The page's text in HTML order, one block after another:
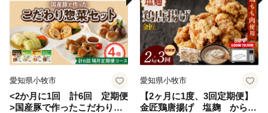
営するレストラン、その名も「高校生レストラン まご
の店」があり、営業日は多くのお客様で賑わっていま
す。
紡いできた農山村の原風景と営みを大切にしながら、次
世代への引き継いでいきたいと考えています。
愛知県小牧市
<2か月に1回 計6回 定期便
>国産豚で作ったこだわり惣
愛知県小牧市
【2ヶ月に1度、3回定期便】
金匠鶏唐揚げ 塩麹 からあ